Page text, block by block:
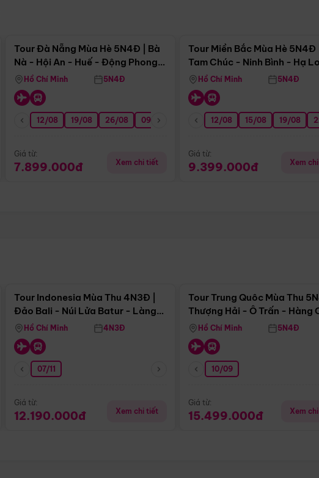
06/09 13/09 20/09 27/09
Tour Đà Nẵng Mùa Hè 5N4Đ | Bà
Nà - Hội An - Huế - Động Phong
NhaHồ Chí Minh 5N4Đ
12/08 19/08 26/08 09/09 16/09 23/09 30/09 07/10
Giá từ:
7.899.000đ Xem chi tiết
Tour Miền Bắc Mùa Hè 5N4Đ |
Tam Chúc - Ninh Bình - Hạ
Hồ Chí Minh 5N4Đ
12/08 15/08 19/08
Giá từ:
9.399.000đ Xem
Tour Indonesia Mùa Thu 4N3Đ |
Đảo Bali - Núi Lửa Batur - Làng
Penglipuran
Hồ Chí Minh 4N3Đ
07/11
Giá từ:
12.190.000đ Xem chi tiết
Tour Trung Quôc Mùa Thu
Thượng Hải - Ô Trấn - Hàng
(Tour Không Shopping)
Hồ Chí Minh 5N4Đ
10/09
Giá từ:
15.499.000đ Xem